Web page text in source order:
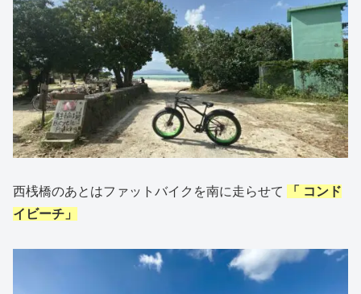
西桟橋のあとはファットバイクを南に走らせて
「 コンド
イビーチ」